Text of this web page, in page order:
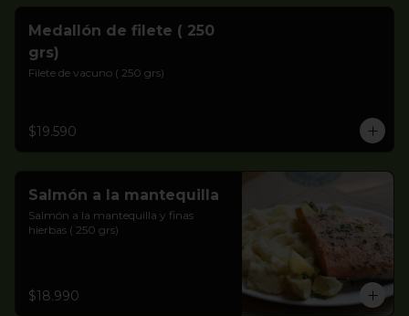
Medallón de filete ( 250
grs)
Filete de vacuno ( 250 grs)
$19.590
Salmón a la mantequilla
Salmón a la mantequilla y finas
hierbas ( 250 grs)
$18.990